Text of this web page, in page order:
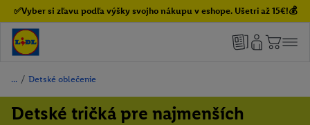
✅Vyber si zľavu podľa výšky svojho nákupu v eshope. Ušetri až 15€!💰
/ Detské oblečenie
Detské tričká pre najmenších